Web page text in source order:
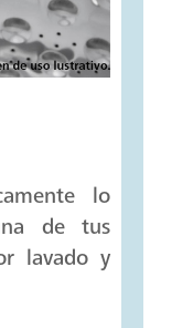
lo
de tus
lavado y